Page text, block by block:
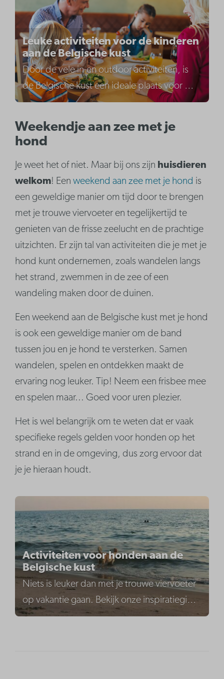
Leuke activiteiten voor de kinderen
aan de Belgische kust
Door de vele in-en outdoor activiteiten, is
de Belgische kust een ideale plaats voor …
Weekendje aan zee met je
hond
Je weet het of niet. Maar bij ons zijn huisdieren
welkom! Eenweekend aan zee met je hond is
een geweldige manier om tijd door te brengen
met je trouwe viervoeter en tegelijkertijd te
genieten van de frisse zeelucht en de prachtige
uitzichten. Er zijn tal van activiteiten die je met je
hond kunt ondernemen, zoals wandelen langs
het strand, zwemmen in de zee of een
wandeling maken door de duinen.
Een weekend aan de Belgische kust met je hond
is ook een geweldige manier om de band
tussen jou en je hond te versterken. Samen
wandelen, spelen en ontdekken maakt de
ervaring nog leuker. Tip! Neem een frisbee mee
en spelen maar... Goed voor uren plezier.
Het is wel belangrijk om te weten dat er vaak
specifieke regels gelden voor honden op het
strand en in de omgeving, dus zorg ervoor dat
je je hieraan houdt.
Activiteiten voor honden aan de
Belgische kust
Niets is leuker dan met je trouwe viervoeter
op vakantie gaan. Bekijk onze inspiratiegi…